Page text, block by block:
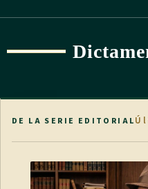
DE LA SERIE EDITORIAL